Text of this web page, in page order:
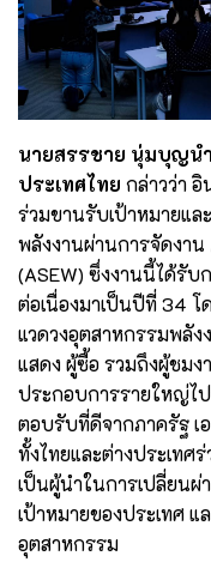
นายสรรชาย นุ่มบุญน
ประเทศไทย กล่าวว่า
ร่วมขานรับเป้าหมายแ
พลังงานผ่านการจัดงาน
(ASEW) ซึ่งงานนี้ได้รับ
ต่อเนื่องมาเป็นปีที่ 34 โ
แวดวงอุตสาหกรรมพลัง
แสดง ผู้ซื้อ รวมถึงผู้ชม
ประกอบการรายใหญ่ไ
ตอบรับที่ดีจากภาครัฐ เ
ทั้งไทยและต่างประเทศ
เป็นผู้นำในการเปลี่ยนผ่
เป้าหมายของประเทศ
อุตสาหกรรม